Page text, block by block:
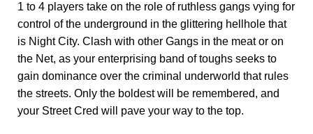
1 to 4 players take on the role of ruthless gangs vying for
control of the underground in the glittering hellhole that
is Night City. Clash with other Gangs in the meat or on
the Net, as your enterprising band of toughs seeks to
gain dominance over the criminal underworld that rules
the streets. Only the boldest will be remembered, and
your Street Cred will pave your way to the top.